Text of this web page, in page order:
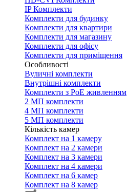
IP Комплекти
Комплекти для будинку
Комплекти для квартири
Комплекти для магазину
Комплекти для офісу
Комплекти для приміщення
Особливості
Вуличні комплекти
Внутрішні комплекти
Комплекти з PoE живленням
2 МП комплекти
4 МП комплекти
5 МП комплекти
Кількість камер
Комплект на 1 камеру
Комплект на 2 камери
Комплект на 3 камери
Комплект на 4 камери
Комплект на 6 камер
Комплект на 8 камер